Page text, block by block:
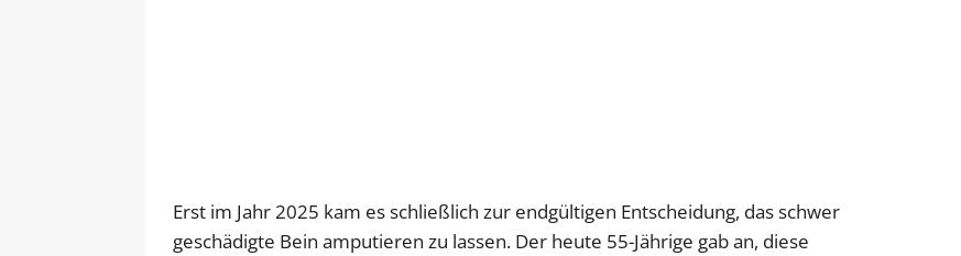
Erst im Jahr 2025 kam es schließlich zur endgültigen Entscheidung, das schwer
geschädigte Bein amputieren zu lassen. Der heute 55-Jährige gab an, diese